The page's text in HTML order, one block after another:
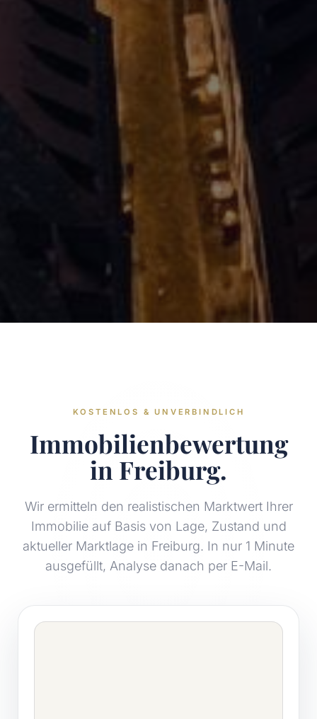
KOSTENLOS & UNVERBINDLICH
Immobilienbewertung
in Freiburg.
Wir ermitteln den realistischen Marktwert Ihrer
Immobilie auf Basis von Lage, Zustand und
aktueller Marktlage in Freiburg. In nur 1 Minute
ausgefüllt, Analyse danach per E-Mail.